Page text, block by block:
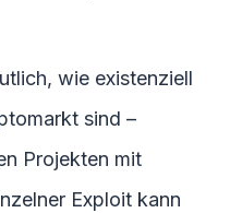
wie existenziell
sind –
Projekten mit
Exploit kann